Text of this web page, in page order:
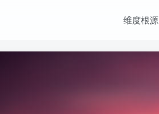
维度根源